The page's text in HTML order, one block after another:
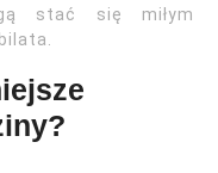
stać się miłym